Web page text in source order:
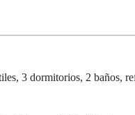
3 dormitorios, 2 baños,